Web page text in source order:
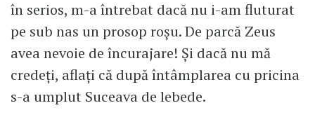
în serios, m-a întrebat dacă nu i-am fluturat
pe sub nas un prosop roșu. De parcă Zeus
avea nevoie de încurajare! Și dacă nu mă
credeți, aflați că după întâmplarea cu pricina
s-a umplut Suceava de lebede.